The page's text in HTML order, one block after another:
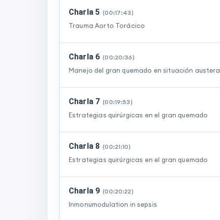
Charla 5 (00:17:43)
Trauma Aorto Torácico
Charla 6 (00:20:36)
Manejo del gran quemado en situación austera
Charla 7 (00:19:53)
Estrategias quirúrgicas en el gran quemado
Charla 8 (00:21:10)
Estrategias quirúrgicas en el gran quemado
Charla 9 (00:20:22)
Inmonumodulation in sepsis